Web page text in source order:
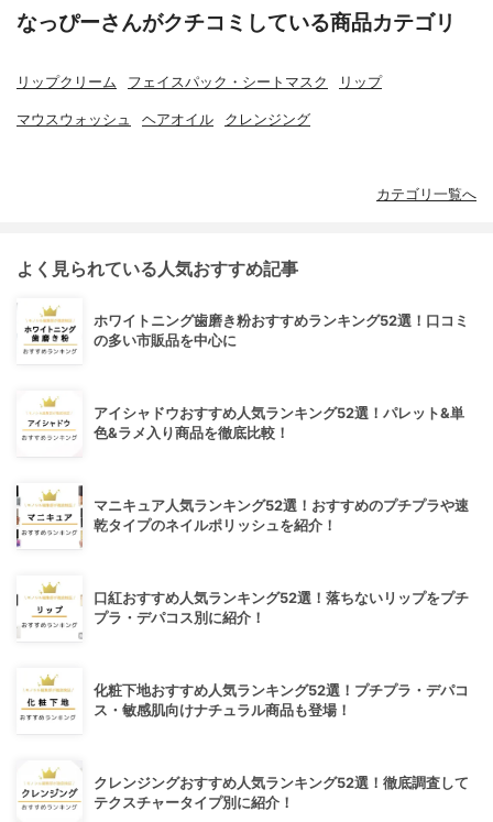
なっぴーさんがクチコミしている商品カテゴリ
リップクリーム フェイスパック・シートマスク リップ
マウスウォッシュ ヘアオイル クレンジング
カテゴリ一覧へ
よく見られている人気おすすめ記事
ホワイトニング歯磨き粉おすすめランキング52選！口コミ
の多い市販品を中心に
アイシャドウおすすめ人気ランキング52選！パレット&単
色&ラメ入り商品を徹底比較！
マニキュア人気ランキング52選！おすすめのプチプラや速
乾タイプのネイルポリッシュを紹介！
口紅おすすめ人気ランキング52選！落ちないリップをプチ
プラ・デパコス別に紹介！
化粧下地おすすめ人気ランキング52選！プチプラ・デパコ
ス・敏感肌向けナチュラル商品も登場！
クレンジングおすすめ人気ランキング52選！徹底調査して
テクスチャータイプ別に紹介！